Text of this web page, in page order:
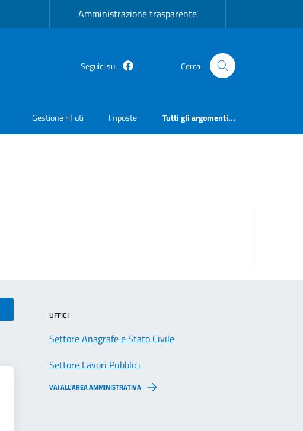
Amministrazione trasparente
Seguici su: Facebook Cerca
Gestione rifiuti Imposte Tutti gli argomenti...
UFFICI
Settore Anagrafe e Stato Civile
Settore Lavori Pubblici
VAI ALL’AREA AMMINISTRATIVA